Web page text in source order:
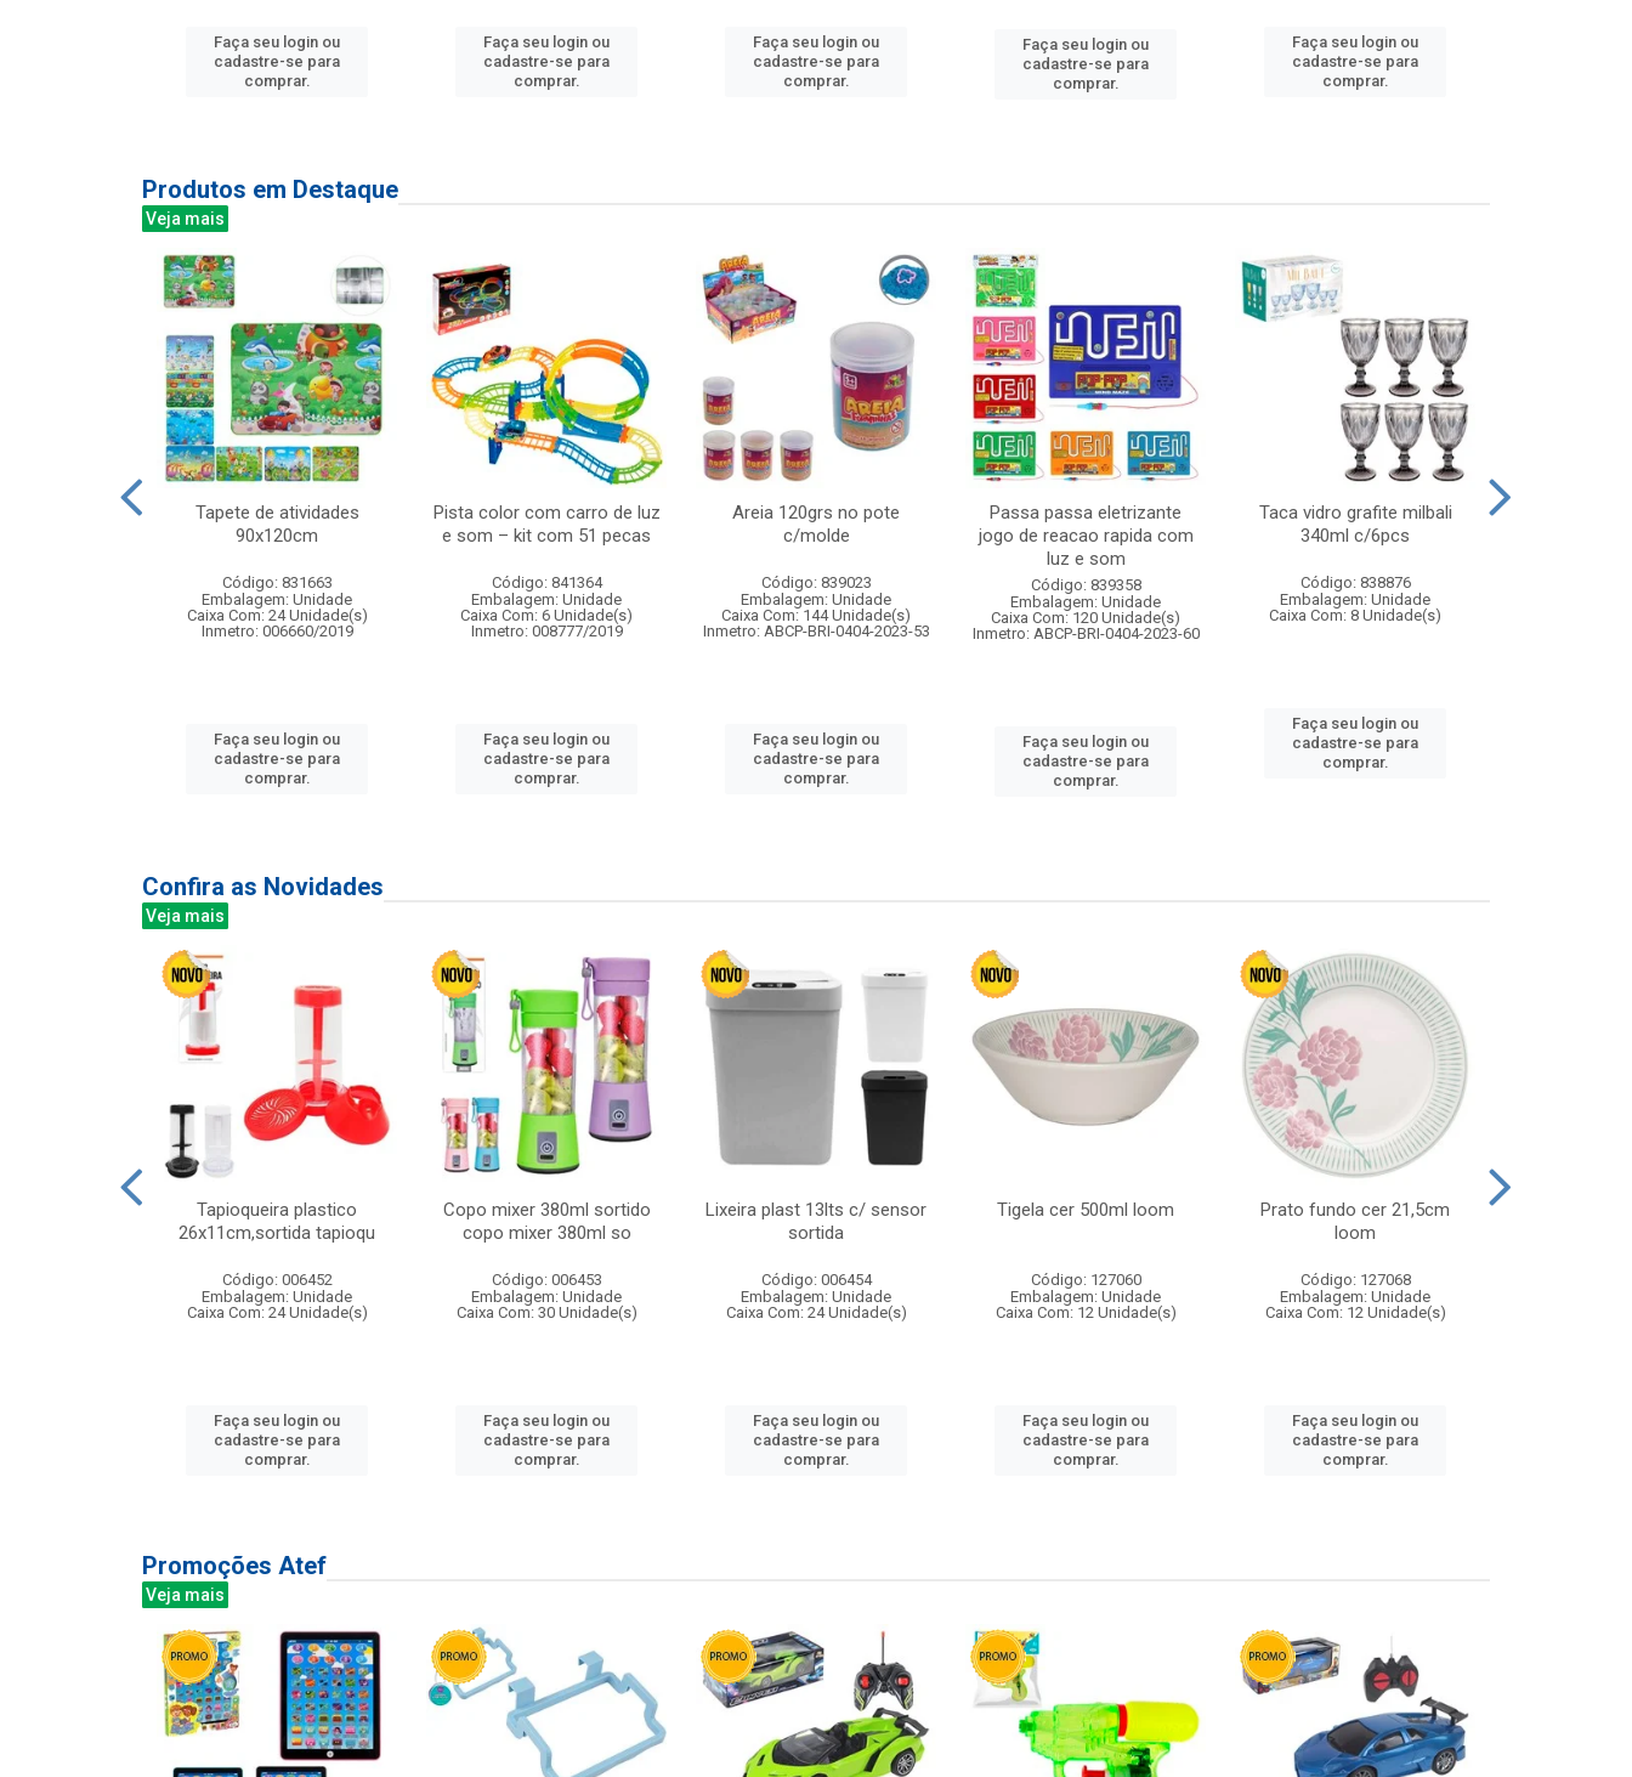
Faça seu login ou
cadastre-se para
comprar.
Faça seu login ou
cadastre-se para
comprar.
Faça seu login ou
cadastre-se para
comprar.
Faça seu login ou
cadastre-se para
comprar.
Faça seu login ou
cadastre-se para
comprar.
Produtos em Destaque
Veja mais
Tapete de atividades
90x120cm
Código: 831663
Embalagem: Unidade
Caixa Com: 24 Unidade(s)
Inmetro: 006660/2019
Faça seu login ou
cadastre-se para
comprar.
Pista color com carro de luz
e som – kit com 51 pecas
Código: 841364
Embalagem: Unidade
Caixa Com: 6 Unidade(s)
Inmetro: 008777/2019
Faça seu login ou
cadastre-se para
comprar.
Areia 120grs no pote
c/molde
Código: 839023
Embalagem: Unidade
Caixa Com: 144 Unidade(s)
Inmetro: ABCP-BRI-0404-2023-53
Faça seu login ou
cadastre-se para
comprar.
Passa passa eletrizante
jogo de reacao rapida com
luz e som
Código: 839358
Embalagem: Unidade
Caixa Com: 120 Unidade(s)
Inmetro: ABCP-BRI-0404-2023-60
Faça seu login ou
cadastre-se para
comprar.
Taca vidro grafite milbali
340ml c/6pcs
Código: 838876
Embalagem: Unidade
Caixa Com: 8 Unidade(s)
Faça seu login ou
cadastre-se para
comprar.
Confira as Novidades
Veja mais
Tapioqueira plastico
26x11cm,sortida tapioqu
Código: 006452
Embalagem: Unidade
Caixa Com: 24 Unidade(s)
Faça seu login ou
cadastre-se para
comprar.
Copo mixer 380ml sortido
copo mixer 380ml so
Código: 006453
Embalagem: Unidade
Caixa Com: 30 Unidade(s)
Faça seu login ou
cadastre-se para
comprar.
Lixeira plast 13lts c/ sensor
sortida
Código: 006454
Embalagem: Unidade
Caixa Com: 24 Unidade(s)
Faça seu login ou
cadastre-se para
comprar.
Tigela cer 500ml loom
Código: 127060
Embalagem: Unidade
Caixa Com: 12 Unidade(s)
Faça seu login ou
cadastre-se para
comprar.
Prato fundo cer 21,5cm
loom
Código: 127068
Embalagem: Unidade
Caixa Com: 12 Unidade(s)
Faça seu login ou
cadastre-se para
comprar.
Promoções Atef
Veja mais